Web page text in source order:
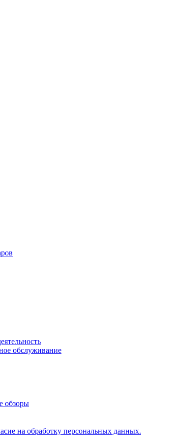
обслуживание
обзоры
на обработку персональных данных.